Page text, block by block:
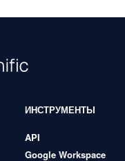
ИНСТРУМЕНТЫ
API
Google Workspace